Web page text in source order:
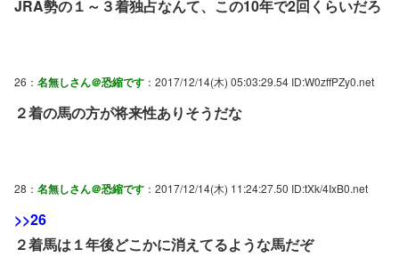
JRA勢の１～３着独占なんて、この10年で2回くらいだろ
26： 名無しさん＠恐縮です ：2017/12/14(木) 05:03:29.54 ID:W0zffPZy0.net
２着の馬の方が将来性ありそうだな
28： 名無しさん＠恐縮です ：2017/12/14(木) 11:24:27.50 ID:tXk/4IxB0.net
>>26
２着馬は１年後どこかに消えてるような馬だぞ